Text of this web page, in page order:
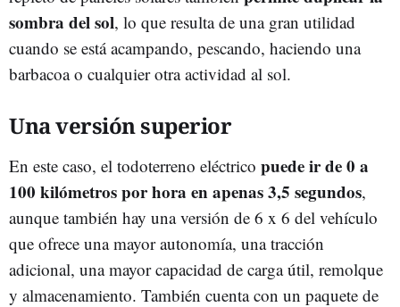
sombra del sol, lo que resulta de una gran utilidad
cuando se está acampando, pescando, haciendo una
barbacoa o cualquier otra actividad al sol.
Una versión superior
En este caso, el todoterreno eléctrico puede ir de 0 a
100 kilómetros por hora en apenas 3,5 segundos,
aunque también hay una versión de 6 x 6 del vehículo
que ofrece una mayor autonomía, una tracción
adicional, una mayor capacidad de carga útil, remolque
y almacenamiento. También cuenta con un paquete de